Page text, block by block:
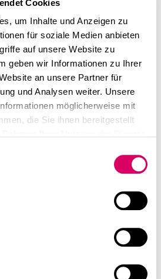
Cookies
um Inhalte und Anzeigen zu
für soziale Medien anbieten
auf unsere Website zu
geben wir Informationen zu Ihrer
an unsere Partner für
und Analysen weiter. Unsere
möglicherweise mit
die Sie ihnen bereitgestellt
Ablenkung spricht, sollte einen
wie sehr Apps und
von Mitarbeitern
mal eben eine Frage hat, kommt
eine aufblinkende Nachricht auf
eine Mailvorschau auf dem